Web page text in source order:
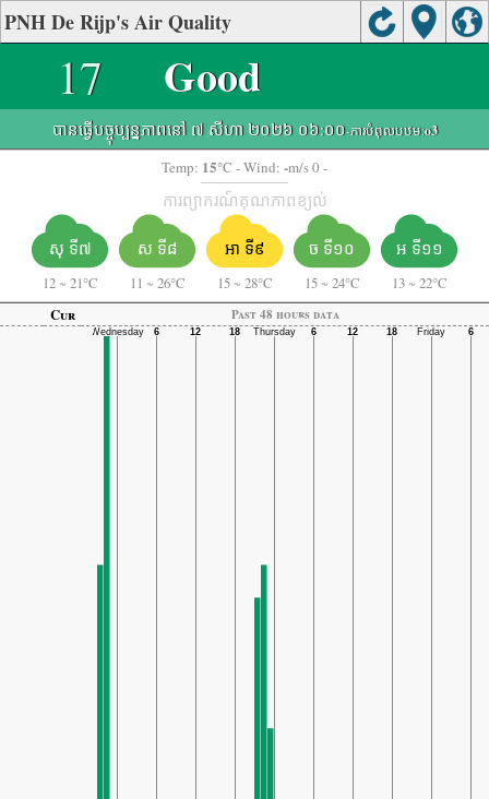
PNH De Rijp's Air Quality
17 Good
បានធ្វើបច្ចុប្បន្នភាពនៅ ៧ សីហា ២០២៦ ០៦:០០-ការបំពុលបឋម:o3
Temp: 15°C - Wind: -m/s 0 -
ការព្យាករណ៍គុណភាពខ្យល់
សុ ទី៧
12 ~ 21°C
ស ទី៨
11 ~ 26°C
អា ទី៩
15 ~ 28°C
ច ទី១០
15 ~ 24°C
អ ទី១១
13 ~ 22°C
Cur
Past 48 hours data